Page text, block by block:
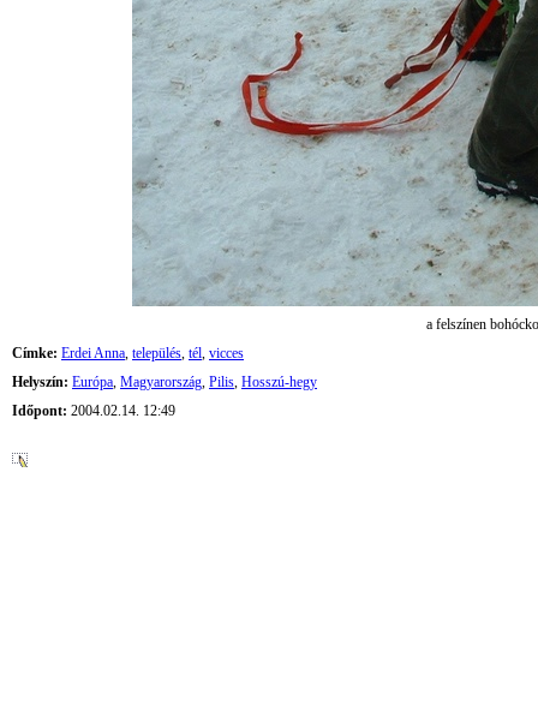
a felszínen
Címke: Erdei Anna, település, tél, vicces
Helyszín: Európa, Magyarország, Pilis, Hosszú-hegy
Időpont: 2004.02.14. 12:49